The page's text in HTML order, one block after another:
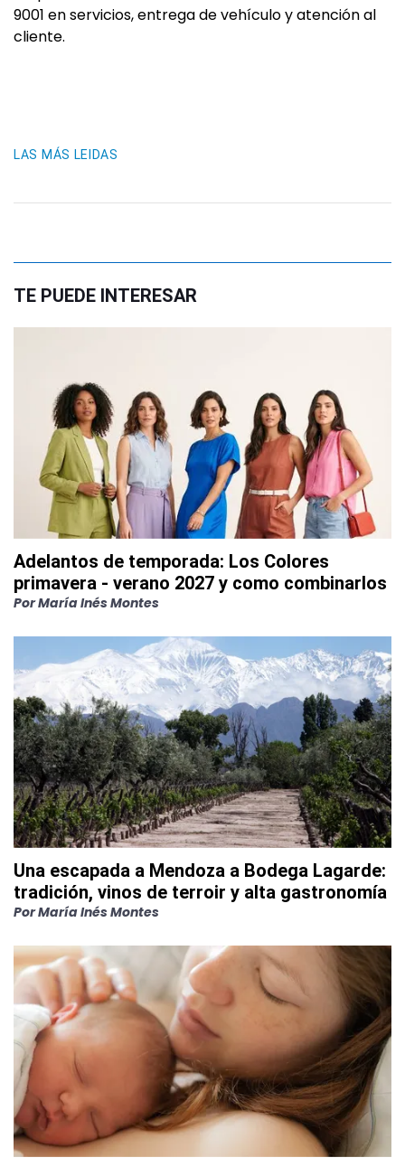
9001 en servicios, entrega de vehículo y atención al
cliente.
LAS MÁS LEIDAS
TE PUEDE INTERESAR
Adelantos de temporada: Los Colores
primavera - verano 2027 y como combinarlos
PorMaría Inés Montes
Una escapada a Mendoza a Bodega Lagarde:
tradición, vinos de terroir y alta gastronomía
PorMaría Inés Montes